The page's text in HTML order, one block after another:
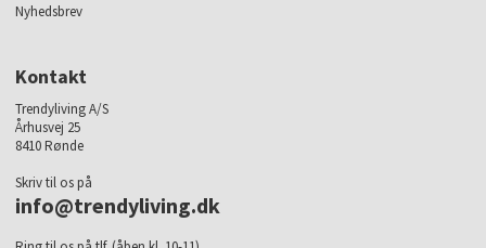
Nyhedsbrev
Kontakt
Trendyliving A/S
Århusvej 25
8410 Rønde
Skriv til os på
info@trendyliving.dk